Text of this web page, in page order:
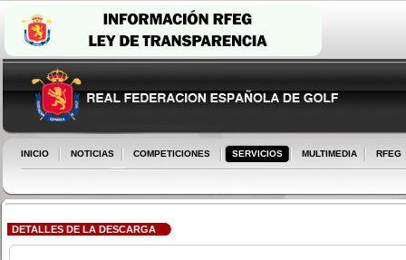
INICIO NOTICIAS COMPETICIONES SERVICIOS MULTIMEDIA RFEG
DETALLES DE LA DESCARGA